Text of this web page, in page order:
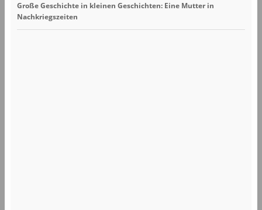
Große Geschichte in kleinen Geschichten: Eine Mutter in
Nachkriegszeiten